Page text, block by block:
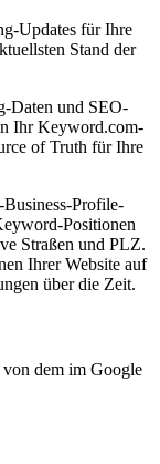
Updates für Ihre
Stand der
Daten und SEO-
Ihr Keyword.com-
of Truth für Ihre
Profile-
Positionen
Straßen und PLZ.
Ihrer Website auf
über die Zeit.
dem im Google